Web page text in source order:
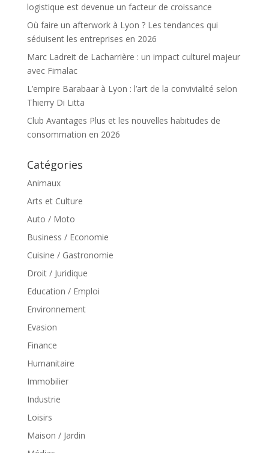
logistique est devenue un facteur de croissance
Où faire un afterwork à Lyon ? Les tendances qui
séduisent les entreprises en 2026
Marc Ladreit de Lacharrière : un impact culturel majeur
avec Fimalac
L’empire Barabaar à Lyon : l’art de la convivialité selon
Thierry Di Litta
Club Avantages Plus et les nouvelles habitudes de
consommation en 2026
Catégories
Animaux
Arts et Culture
Auto / Moto
Business / Economie
Cuisine / Gastronomie
Droit / Juridique
Education / Emploi
Environnement
Evasion
Finance
Humanitaire
Immobilier
Industrie
Loisirs
Maison / Jardin